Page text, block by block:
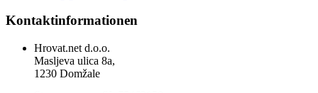
Kontaktinformationen
Hrovat.net d.o.o.
Masljeva ulica 8a,
1230 Domžale